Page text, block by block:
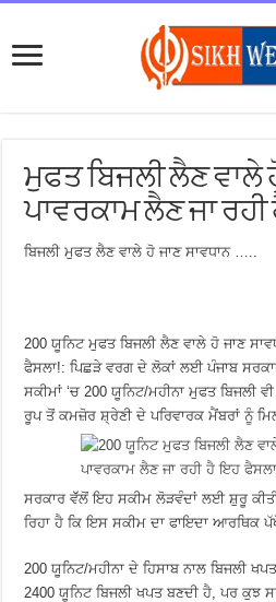
ਮੁਫਤ ਬਿਜਲੀ ਲੈਣ ਵਾਲੇ
ਪਾਵਰਕਾਮ ਲੈਣ ਜਾ
ਬਿਜਲੀ ਮੁਫਤ ਲੈਣ ਵਾਲੇ ਹੋ ਜਾਣ ਸਾਵਧਾਨ …..
200 ਯੂਨਿਟ ਮੁਫਤ ਬਿਜਲੀ ਲੈਣ ਵਾਲੇ ਹੋ ਜਾਣ
ਫੈਸਲਾ!: ਪਿਛੜੇ ਵਰਗ ਦੇ ਲੋਕਾਂ ਲਈ ਪੰਜਾਬ
ਸਕੀਮਾਂ ‘ਚ 200 ਯੂਨਿਟ/ਮਹੀਨਾ ਮੁਫਤ ਬਿਜਲੀ
ਰੂਪ ਤੋਂ ਕਮਜ਼ੋਰ ਸ਼੍ਰੇਣੀ ਦੇ ਪਰਿਵਾਰਕ ਮੈਂਬਰਾਂ ਨੂੰ
ਸਰਕਾਰ ਵੱੱਲੋਂ ਇਹ ਸਕੀਮ ਲੋੜਵੰਦਾਂ ਲਈ ਸ਼ੁਰੂ
ਰਿਹਾ ਹੈ ਕਿ ਇਸ ਸਕੀਮ ਦਾ ਫਾਇਦਾ ਆਰਥਿਕ
200 ਯੂਨਿਟ/ਮਹੀਨਾ ਦੇ ਹਿਸਾਬ ਨਾਲ ਬਿਜਲੀ
2400 ਯੂਨਿਟ ਬਿਜਲੀ ਖਪਤ ਬਣਦੀ ਹੈ, ਪਰ ਕੁਝ